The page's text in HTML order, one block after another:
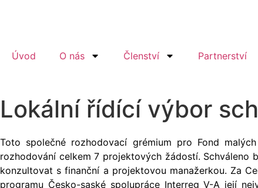
Úvod O nás Členství Partnerství
Lokální řídící výbor
Toto společné rozhodovací grémium pro Fond
rozhodování celkem 7 projektových žádostí.
konzultovat s finanční a projektovou manažerkou. Za
programu Česko-saské spolupráce Interreg V-A její